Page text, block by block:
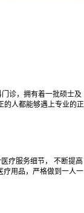
诊，拥有着一批硕士及
的人都能够遇上专业的正
疗服务细节， 不断提高
疗用品，严格做到一人一